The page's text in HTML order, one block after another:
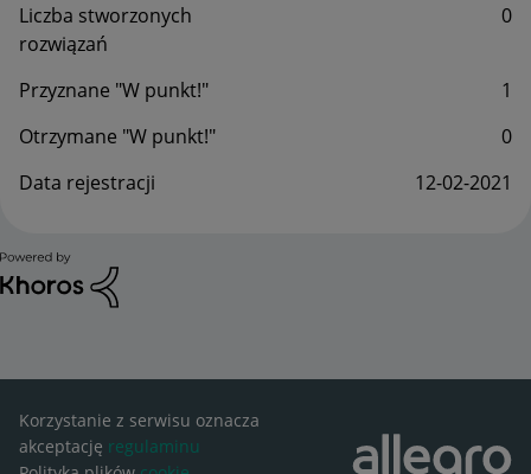
Liczba stworzonych
rozwiązań
0
Przyznane "W punkt!"
1
Otrzymane "W punkt!"
0
Data rejestracji
‎12-02-2021
Korzystanie z serwisu oznacza
akceptację regulaminu